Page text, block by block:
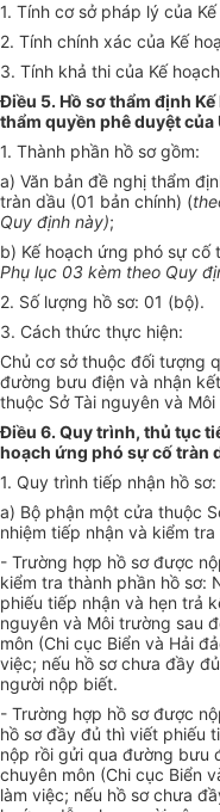
1. Tính cơ sở pháp lý của
2. Tính chính xác của Kế
3. Tính khả thi của Kế
Điều 5. Hồ sơ thẩm định
thẩm quyền phê duyệt của
1. Thành phần hồ sơ gồm:
a) Văn bản đề nghị thẩm
tràn dầu (01 bản chính) (
Quy định này);
b) Kế hoạch ứng phó sự cố
Phụ lục 03 kèm theo Quy
2. Số lượng hồ sơ: 01 (bộ).
3. Cách thức thực hiện:
Chủ cơ sở thuộc đối tượng
đường bưu điện và nhận
thuộc Sở Tài nguyên và
Điều 6. Quy trình, thủ tục
hoạch ứng phó sự cố tràn
1. Quy trình tiếp nhận hồ sơ:
a) Bộ phận một cửa thuộc
nhiệm tiếp nhận và kiểm tra
- Trường hợp hồ sơ được
kiểm tra thành phần hồ sơ:
phiếu tiếp nhận và hẹn trả
nguyên và Môi trường sau
môn (Chi cục Biển và Hải
việc; nếu hồ sơ chưa đầy
người nộp biết.
- Trường hợp hồ sơ được
hồ sơ đầy đủ thì viết phiếu
nộp rồi gửi qua đường bưu
chuyên môn (Chi cục Biển
làm việc; nếu hồ sơ chưa